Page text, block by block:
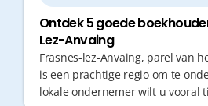
Ontdek 5 goede
Lez-Anvaing
Frasnes-lez-Anvaing, parel van
is een prachtige regio om te
lokale ondernemer wilt u vooral